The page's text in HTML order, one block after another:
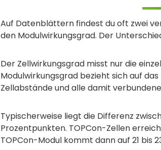
Auf Datenblättern findest du oft zwei
den Modulwirkungsgrad. Der
Der Zellwirkungsgrad misst nur die
Modulwirkungsgrad bezieht sich auf
Zellabstände und alle damit
Typischerweise liegt die Differenz
Prozentpunkten. TOPCon-Zellen
TOPCon-Modul kommt dann auf 21 bis